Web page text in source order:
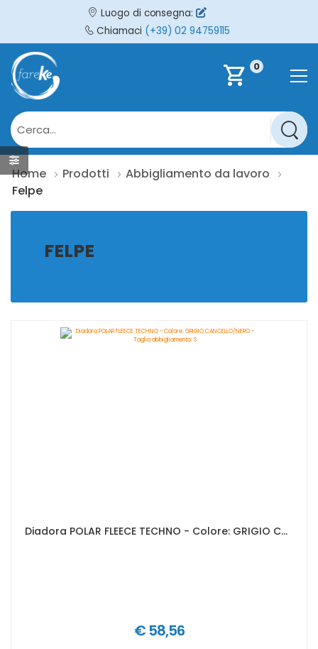
Luogo di consegna:
Chiamaci (+39) 02 94759115
shopping_cart 0
Home Prodotti
Abbigliamento da lavoro
Felpe
FELPE
Diadora POLAR FLEECE TECHNO - Colore: GRIGIO CANCELLO/NERO - Taglia abbigliamento: S
€ 58,56